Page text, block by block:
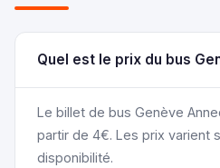
Quel est le prix du bus
Le billet de bus Genève
partir de 4€. Les prix varient
disponibilité.